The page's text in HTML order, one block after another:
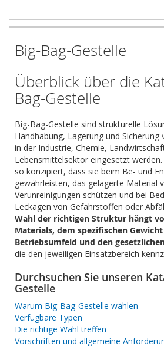
Big-Bag-Gestelle
Überblick über die
Bag-Gestelle
Big-Bag-Gestelle sind strukturelle
Handhabung, Lagerung und Sicherung
in der Industrie, Chemie,
Lebensmittelsektor eingesetzt
so konzipiert, dass sie beim Be- und
gewährleisten, das gelagerte Material
Verunreinigungen schützen und bei
Leckagen von Gefahrstoffen oder
Wahl der richtigen Struktur hängt
Materials, dem spezifischen
Betriebsumfeld und den
die den jeweiligen Einsatzbereich
Durchsuchen Sie unseren
Gestelle
Warum Big-Bag-Gestelle wählen
Verfügbare Typen
Die richtige Wahl treffen
Vorschriften und allgemeine